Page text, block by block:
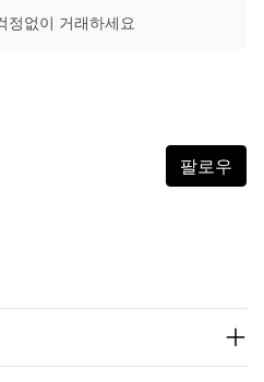
정없이 거래하세요
팔로우